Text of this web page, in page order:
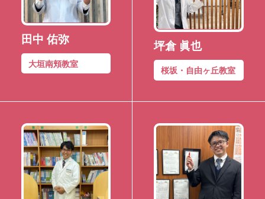
田中 佑弥
大垣南頬教室
坪倉 眞也
桜坂・自由ヶ丘教室